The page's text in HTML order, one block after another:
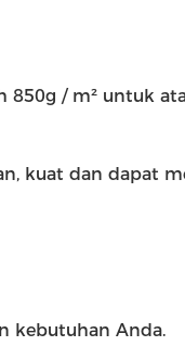
/ m² untuk
kuat dan dapat
kebutuhan Anda.